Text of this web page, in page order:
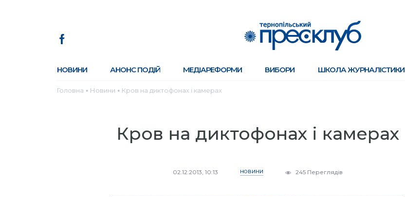
НОВИНИ АНОНС ПОДІЙ МЕДІАРЕФОРМИ ВИБОРИ ШКОЛА ЖУРНАЛІСТИКИ
Головна ● Новини ● Кров на диктофонах і камерах
Кров на диктофонах і камерах
02.12.2013, 10:13 НОВИНИ 245 Переглядів